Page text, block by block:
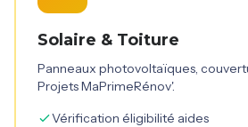
Solaire & Toiture
Panneaux photovoltaïques,
Projets MaPrimeRénov'.
Vérification éligibilité aides